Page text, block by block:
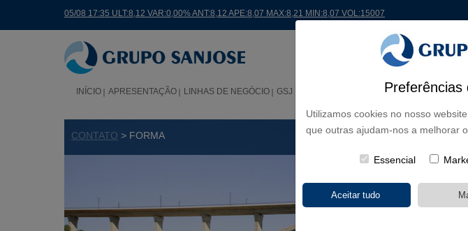
Preferências
Utilizamos cookies no nosso
que outras ajudam-nos a melhorar
Essencial
05/08 17:35 ULT:8,12 VAR:0,00% ANT:8,12 APE:8,07 MAX:8,21 MIN:8,07 VOL:15007
INÍCIO APRESENTAÇÃO LINHAS DE NEGÓCIO GSJ NO MUNDO PROJETOS ACIONISTAS E
CONTATO > FORMA